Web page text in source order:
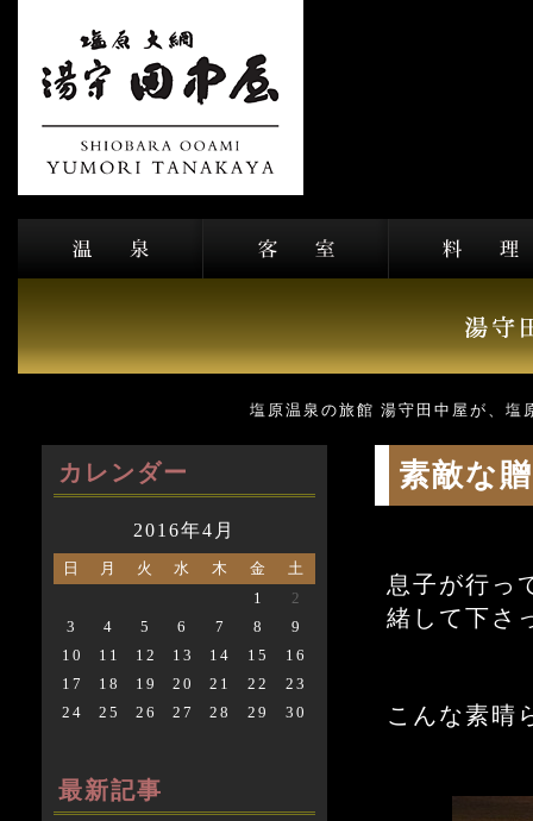
塩原温泉の旅館 湯守田中屋が、塩
カレンダー
2016年4月
日 月 火 水 木 金
土
1
2
3
4 5 6 7 8
9
10
11 12 13 14 15
16
17
18 19 20 21 22
23
24
25 26 27 28 29 30
最新記事
素敵な
息子が行っ
緒して下さ
こんな素晴